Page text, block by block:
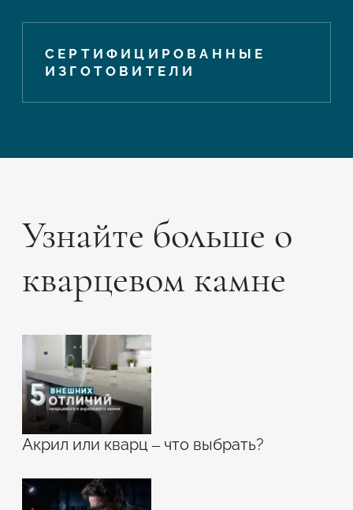
СЕРТИФИЦИРОВАННЫЕ
ИЗГОТОВИТЕЛИ
Узнайте больше о
кварцевом камне
Акрил или кварц – что выбрать?